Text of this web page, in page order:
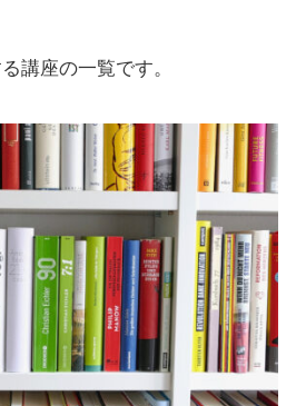
講座の一覧です。